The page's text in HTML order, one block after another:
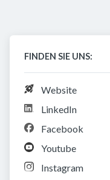
FINDEN SIE UNS:
Website
LinkedIn
Facebook
Youtube
Instagram